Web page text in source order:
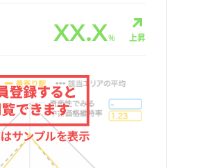
XX.X% 上昇